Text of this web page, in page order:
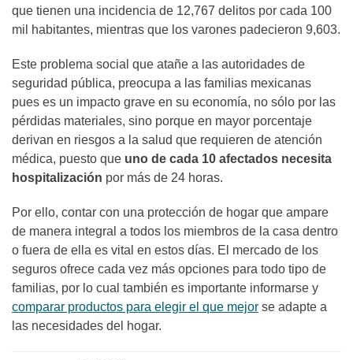
que tienen una incidencia de 12,767 delitos por cada 100
mil habitantes, mientras que los varones padecieron 9,603.
Este problema social que atañe a las autoridades de
seguridad pública, preocupa a las familias mexicanas
pues es un impacto grave en su economía, no sólo por las
pérdidas materiales, sino porque en mayor porcentaje
derivan en riesgos a la salud que requieren de atención
médica, puesto que uno de cada 10 afectados necesita
hospitalización por más de 24 horas.
Por ello, contar con una protección de hogar que ampare
de manera integral a todos los miembros de la casa dentro
o fuera de ella es vital en estos días. El mercado de los
seguros ofrece cada vez más opciones para todo tipo de
familias, por lo cual también es importante informarse y
comparar productos para elegir el que mejor se adapte a
las necesidades del hogar.